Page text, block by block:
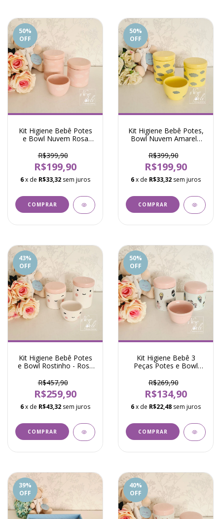
50%
OFF
Kit Higiene Bebê Potes
e Bowl Nuvem Rosa
R$399,90
R$199,90
6x de R$33,32 sem juros
50%
OFF
Kit Higiene Bebê Potes,
Bowl Nuvem Amarelo
R$399,90
R$199,90
6x de R$33,32 sem juros
43%
OFF
Kit Higiene Bebê Potes
e Bowl Rostinho - Rosa
R$457,90
R$259,90
6x de R$43,32 sem juros
50%
OFF
Kit Higiene Bebê 3
Peças Potes e Bowl
R$269,90
R$134,90
6x de R$22,48 sem juros
39%
OFF
40%
OFF